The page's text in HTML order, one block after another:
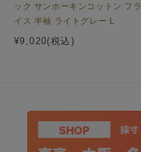
ック サンホーキンコットン フラ
イス 半袖 ライトグレー L
¥9,020(税込)